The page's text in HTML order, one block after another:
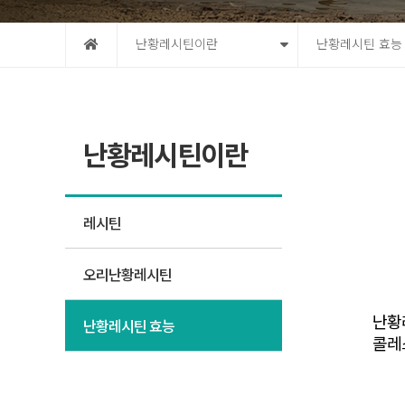
난황레시틴이란 난황레시틴 효능
난황레시틴이란
레시틴
오리난황레시틴
난황레시틴 효능
난
콜